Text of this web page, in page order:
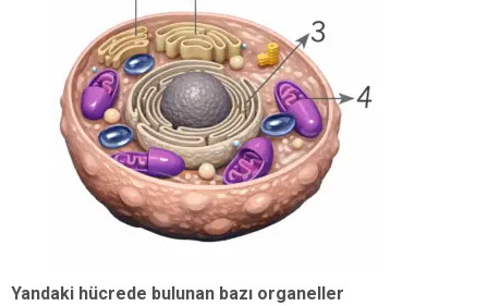
Yandaki hücrede bulunan bazı organeller